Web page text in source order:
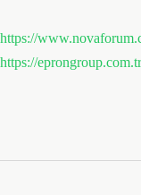
https://
https://eprongroup.com.tr